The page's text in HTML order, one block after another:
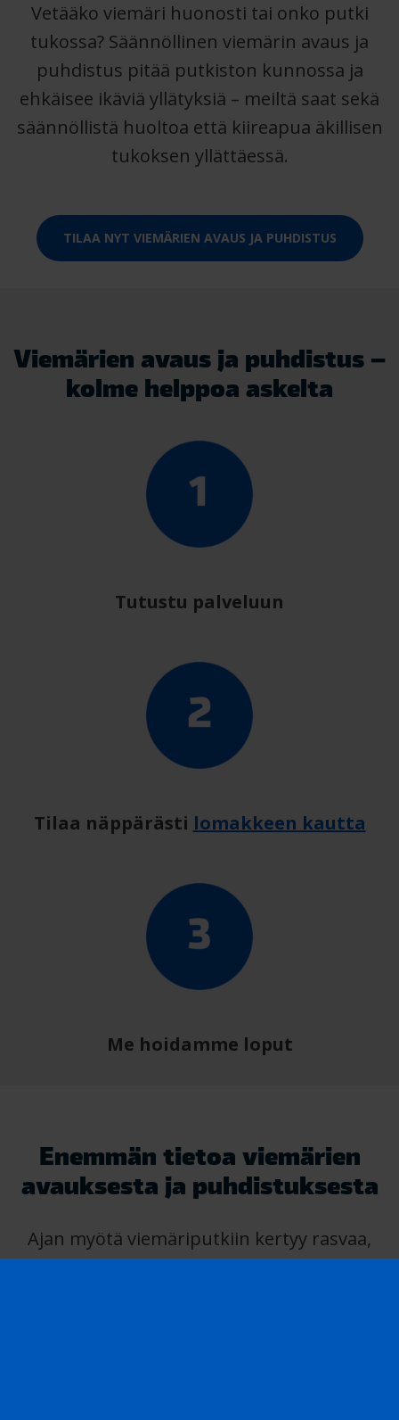
Vetääko viemäri huonosti tai onko putki
tukossa? Säännöllinen viemärin avaus ja
puhdistus pitää putkiston kunnossa ja
ehkäisee ikäviä yllätyksiä – meiltä saat sekä
säännöllistä huoltoa että kiireapua äkillisen
tukoksen yllättäessä.
TILAA NYT VIEMÄRIEN AVAUS JA PUHDISTUS
Viemärien avaus ja puhdistus –
kolme helppoa askelta
Tutustu palveluun
Tilaa näppärästi lomakkeen kautta
Me hoidamme loput
Enemmän tietoa viemärien
avauksesta ja puhdistuksesta
Ajan myötä viemäriputkiin kertyy rasvaa,